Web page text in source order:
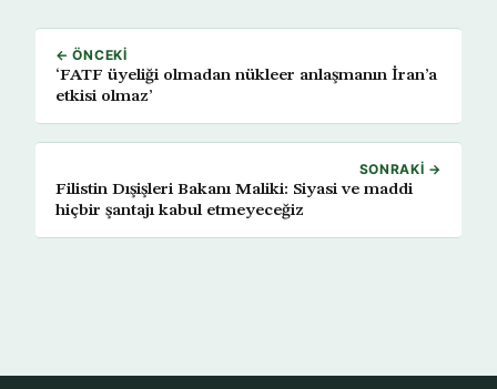
← ÖNCEKI
‘FATF üyeliği olmadan nükleer anlaşmanın İran’a
etkisi olmaz’
SONRAKI →
Filistin Dışişleri Bakanı Maliki: Siyasi ve maddi
hiçbir şantajı kabul etmeyeceğiz